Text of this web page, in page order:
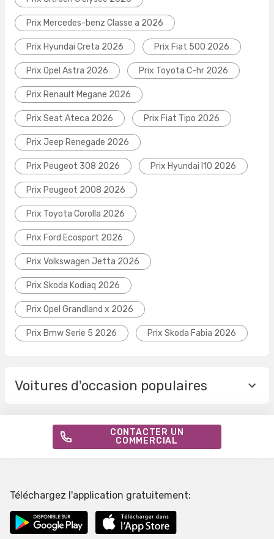
Prix Mercedes-benz Classe a 2026
Prix Hyundai Creta 2026 Prix Fiat 500 2026
Prix Opel Astra 2026 Prix Toyota C-hr 2026
Prix Renault Megane 2026
Prix Seat Ateca 2026 Prix Fiat Tipo 2026
Prix Jeep Renegade 2026
Prix Peugeot 308 2026 Prix Hyundai I10 2026
Prix Peugeot 2008 2026
Prix Toyota Corolla 2026
Prix Ford Ecosport 2026
Prix Volkswagen Jetta 2026
Prix Skoda Kodiaq 2026
Prix Opel Grandland x 2026
Prix Bmw Serie 5 2026 Prix Skoda Fabia 2026
Voitures d'occasion populaires
CONTACTER UN
COMMERCIAL
Téléchargez l'application gratuitement: